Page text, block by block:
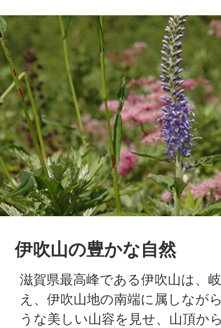
伊吹山の豊かな自然
滋賀県最高峰である伊吹山は、
え、伊吹山地の南端に属しなが
うな美しい山容を見せ、山頂か